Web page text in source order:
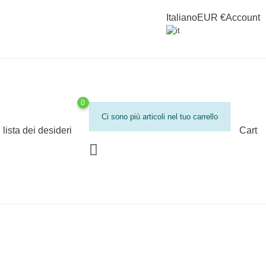
ItalianoEUR €Account
lista dei desideri
Ci sono più articoli nel tuo carrello
0
Cart